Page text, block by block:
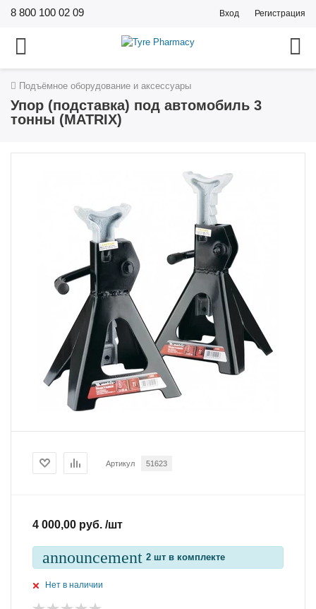
8 800 100 02 09 Вход Регистрация
Подъёмное оборудование и аксессуары
Упор (подставка) под автомобиль 3
тонны (MATRIX)
Артикул 51623
4 000,00 руб. /шт
announcement 2 шт в комплекте
Нет в наличии